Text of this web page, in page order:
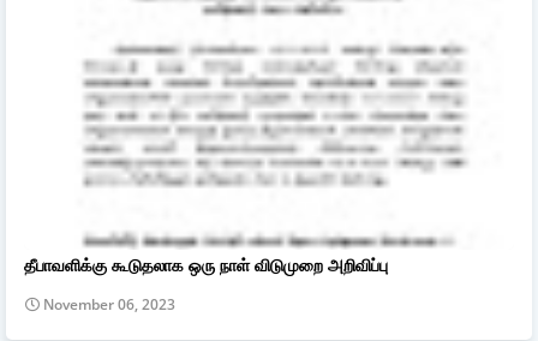
தீபாவளிக்கு கூடுதலாக ஒரு நாள் விடுமுறை அறிவிப்பு
November 06, 2023